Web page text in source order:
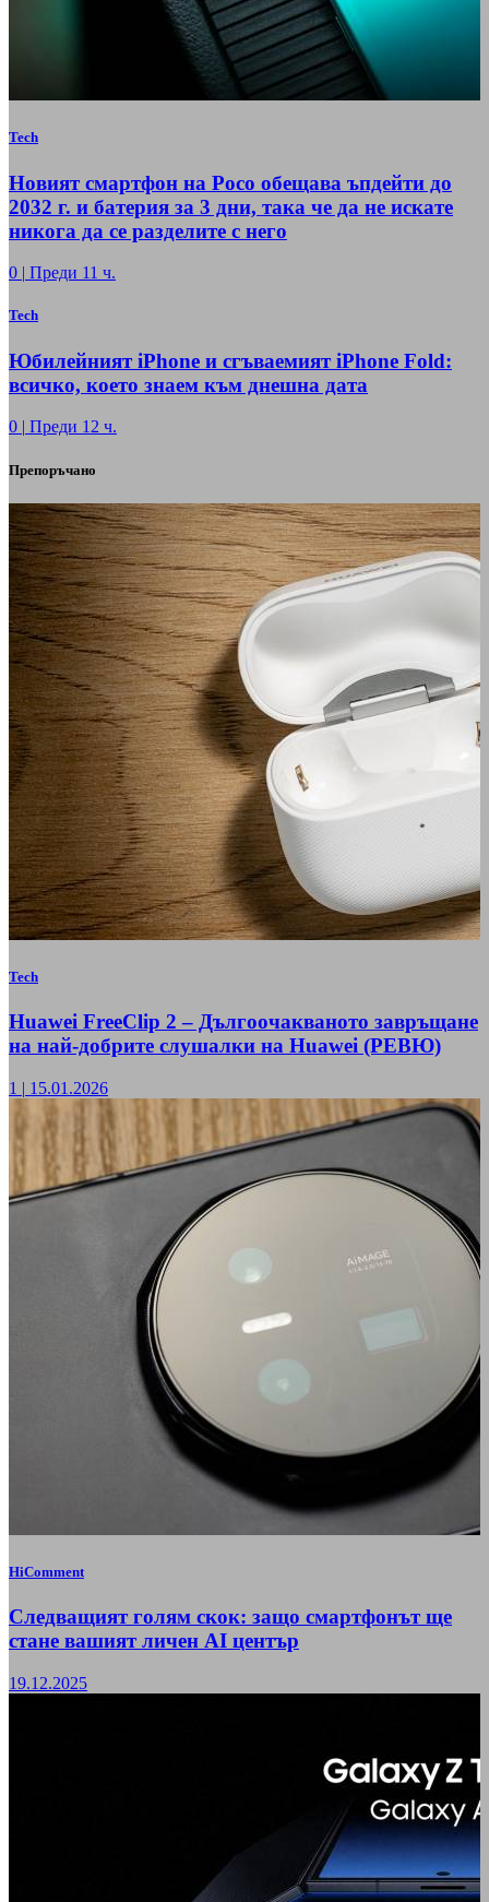
Tech
Новият смартфон на Poco обещава ъпдейти до
2032 г. и батерия за 3 дни, така че да не искате
никога да се разделите с него
0 | Преди 11 ч.
Tech
Юбилейният iPhone и сгъваемият iPhone Fold:
всичко, което знаем към днешна дата
0 | Преди 12 ч.
Препоръчано
Tech
Huawei FreeClip 2 – Дългоочакваното завръщане
на най-добрите слушалки на Huawei (РЕВЮ)
1 | 15.01.2026
HiComment
Следващият голям скок: защо смартфонът ще
стане вашият личен AI център
19.12.2025